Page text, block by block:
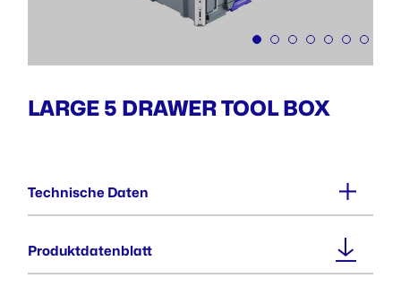
LARGE 5 DRAWER TOOL BOX
Technische Daten
Außenmaße (BxTxH) :
Produktdatenblatt